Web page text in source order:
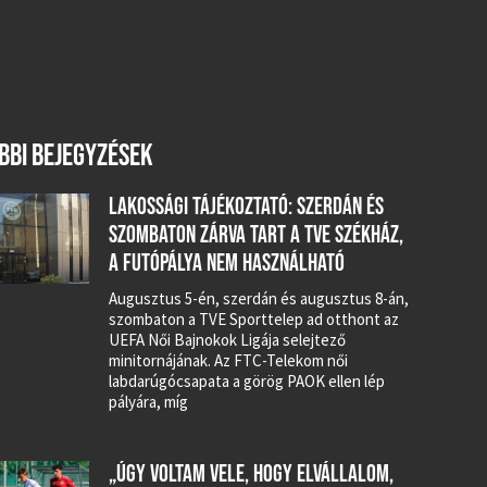
BEJEGYZÉSEK
LAKOSSÁGI TÁJÉKOZTATÓ: SZERDÁN ÉS
SZOMBATON ZÁRVA TART A TVE SZÉKHÁZ,
A FUTÓPÁLYA NEM HASZNÁLHATÓ
Augusztus 5-én, szerdán és augusztus 8-án,
szombaton a TVE Sporttelep ad otthont az
UEFA Női Bajnokok Ligája selejtező
minitornájának. Az FTC-Telekom női
labdarúgócsapata a görög PAOK ellen lép
pályára, míg
„ÚGY VOLTAM VELE, HOGY ELVÁLLALOM,